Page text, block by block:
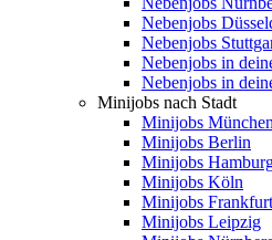
Nebenjobs
Nebenjobs
Nebenjobs in
Nebenjobs in
Minijobs nach Stadt
Minijobs München
Minijobs Berlin
Minijobs
Minijobs Köln
Minijobs Frankfurt
Minijobs Leipzig